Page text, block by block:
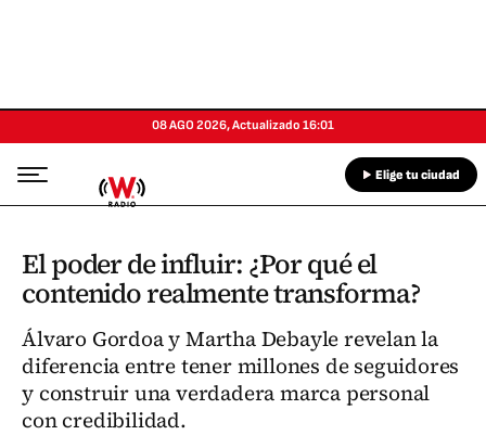
08 AGO 2026,Actualizado 16:01
Elige tu ciudad
El poder de influir: ¿Por qué el
contenido realmente transforma?
Álvaro Gordoa y Martha Debayle revelan la
diferencia entre tener millones de seguidores
y construir una verdadera marca personal
con credibilidad.